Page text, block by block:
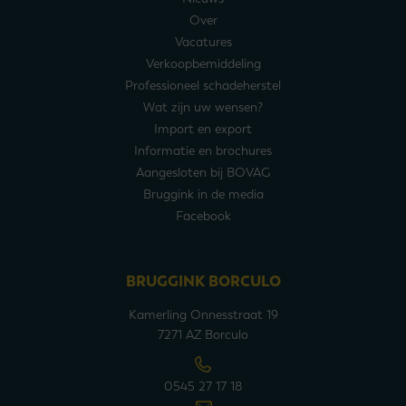
Over
Vacatures
Verkoopbemiddeling
Professioneel schadeherstel
Wat zijn uw wensen?
Import en export
Informatie en brochures
Aangesloten bij BOVAG
Bruggink in de media
Facebook
BRUGGINK BORCULO
Kamerling Onnesstraat 19
7271 AZ Borculo
0545 27 17 18